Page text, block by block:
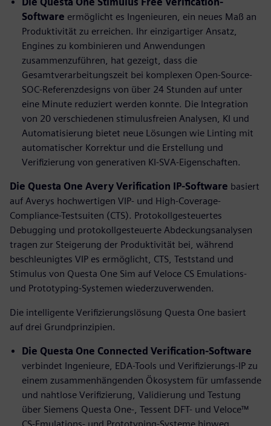
Software ermöglicht es Ingenieuren, ein neues Maß an
Produktivität zu erreichen. Ihr einzigartiger Ansatz,
Engines zu kombinieren und Anwendungen
zusammenzuführen, hat gezeigt, dass die
Gesamtverarbeitungszeit bei komplexen Open-Source-
SOC-Referenzdesigns von über 24 Stunden auf unter
eine Minute reduziert werden konnte. Die Integration
von 20 verschiedenen stimulusfreien Analysen, KI und
Automatisierung bietet neue Lösungen wie Linting mit
automatischer Korrektur und die Erstellung und
Verifizierung von generativen KI-SVA-Eigenschaften.
Die Questa One Avery Verification IP-Software basiert
auf Averys hochwertigen VIP- und High-Coverage-
Compliance-Testsuiten (CTS). Protokollgesteuertes
Debugging und protokollgesteuerte Abdeckungsanalysen
tragen zur Steigerung der Produktivität bei, während
beschleunigtes VIP es ermöglicht, CTS, Teststand und
Stimulus von Questa One Sim auf Veloce CS Emulations-
und Prototyping-Systemen wiederzuverwenden.
Die intelligente Verifizierungslösung Questa One basiert
auf drei Grundprinzipien.
Die Questa One Connected Verification-Software
verbindet Ingenieure, EDA-Tools und Verifizierungs-IP zu
einem zusammenhängenden Ökosystem für umfassende
und nahtlose Verifizierung, Validierung und Testung
über Siemens Questa One-, Tessent DFT- und Veloce™
CS-Emulations- und Prototyping-Systeme hinweg.